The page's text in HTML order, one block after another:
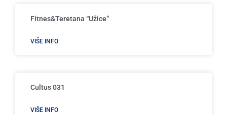
Fitnes&Teretana “Užice”
VIŠE INFO
Cultus 031
VIŠE INFO